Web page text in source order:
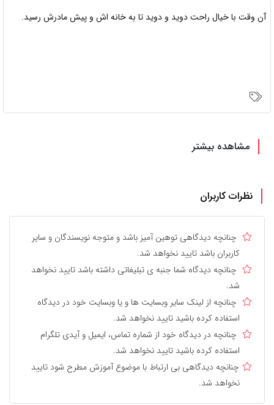
آن وقت با خیال راحت دوید و دوید تا به خانه اش و پیش مادرش رسید.
مشاهده بیشتر
نظرات کاربران
چنانچه دیدگاهی توهین آمیز باشد و متوجه نویسندگان و سایر
کاربران باشد تایید نخواهد شد.
چنانچه دیدگاه شما جنبه ی تبلیغاتی داشته باشد تایید نخواهد
شد.
چنانچه از لینک سایر وبسایت ها و یا وبسایت خود در دیدگاه
استفاده کرده باشید تایید نخواهد شد.
چنانچه در دیدگاه خود از شماره تماس، ایمیل و آیدی تلگرام
استفاده کرده باشید تایید نخواهد شد.
چنانچه دیدگاهی بی ارتباط با موضوع آموزش مطرح شود تایید
نخواهد شد.